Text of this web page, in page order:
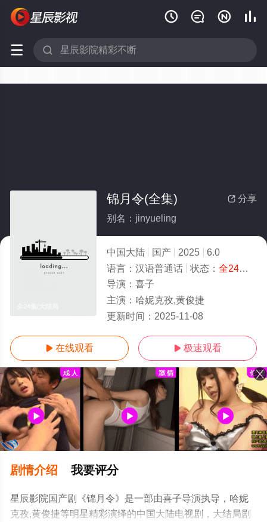
   
 
 分享
锦月令(全集)
别名：jinyueling
中国大陆 国产 2025
6.0
语言： 汉语普通话 状态： 全24集
导演： 喜子
主演： 哈妮克孜,黄俊捷
更新时间： 2025-11-08
 在线观看  极速观看
剧情介绍 我要评分
星辰影院国产剧《锦月令》是一部由喜子导演执导，哈妮
克孜,黄俊捷等明星精彩演绎的中国大陆电视剧，大结局剧